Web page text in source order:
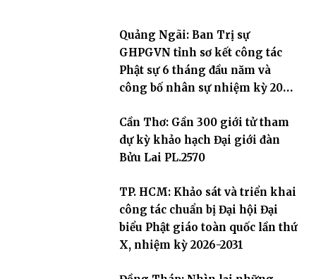
Quảng Ngãi: Ban Trị sự
GHPGVN tỉnh sơ kết công tác
Phật sự 6 tháng đầu năm và
công bố nhân sự nhiệm kỳ 2026
Cần Thơ: Gần 300 giới tử tham
dự kỳ khảo hạch Đại giới đàn
Bửu Lai PL.2570
TP. HCM: Khảo sát và triển khai
công tác chuẩn bị Đại hội Đại
biểu Phật giáo toàn quốc lần thứ
X, nhiệm kỳ 2026-2031